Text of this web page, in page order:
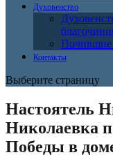
Духовенство
Почившие
Контакты
Выберите страницу
Настоятель
Николаевка
Победы в